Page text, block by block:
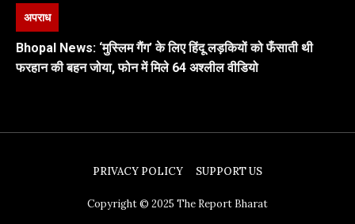
अपराध
Bhopal News: ‘मुस्लिम गैंग’ के लिए हिंदू लड़कियों को फँसाती थी
फरहान की बहन जोया, फोन में मिले 64 अश्लील वीडियो
PRIVACY POLICY SUPPORT US
Copyright © 2025 The Report Bharat